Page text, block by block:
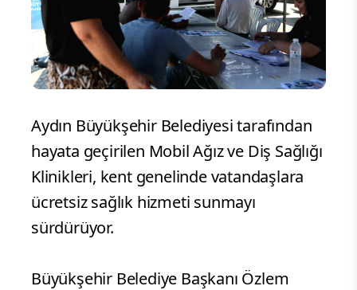
Aydın Büyükşehir Belediyesi tarafından
hayata geçirilen Mobil Ağız ve Diş Sağlığı
Klinikleri, kent genelinde vatandaşlara
ücretsiz sağlık hizmeti sunmayı
sürdürüyor.
Büyükşehir Belediye Başkanı Özlem